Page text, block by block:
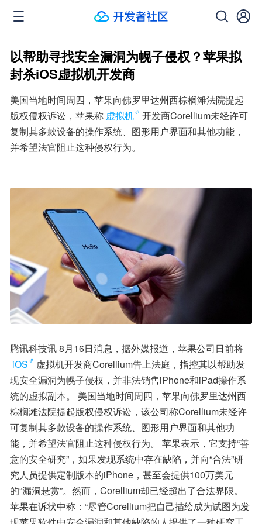
以帮助寻找安全漏洞为幌子侵权？苹果拟
封杀iOS虚拟机开发商
美国当地时间周四，苹果向佛罗里达州西棕榈滩法院提起
版权侵权诉讼，苹果称 虚拟机
开发商Corellium未经许可
复制其多款设备的操作系统、图形用户界面和其他功能，
并希望法官阻止这种侵权行为。
腾讯科技讯 8月16日消息，据外媒报道，苹果公司日前将
iOS
虚拟机开发商Corellium告上法庭，指控其以帮助发
现安全漏洞为幌子侵权，并非法销售iPhone和iPad操作系
统的虚拟副本。 美国当地时间周四，苹果向佛罗里达州西
棕榈滩法院提起版权侵权诉讼，该公司称Corellium未经许
可复制其多款设备的操作系统、图形用户界面和其他功
能，并希望法官阻止这种侵权行为。 苹果表示，它支持“善
意的安全研究”，如果发现系统中存在缺陷，并向“合法”研
究人员提供定制版本的iPhone，甚至会提供100万美元
的“漏洞悬赏”。然而，Corellium却已经超出了合法界限。
苹果在诉状中称：“尽管Corellium把自己描绘成为试图为发